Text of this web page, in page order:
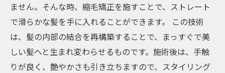
ません。そんな時、縮毛矯正を施すことで、ストレート
で滑らかな髪を手に入れることができます。 この技術
は、髪の内部の結合を再構築することで、まっすぐで美
しい髪へと生まれ変わらせるものです。施術後は、手触
りが良く、艶やかさも引き立ちますので、スタイリング